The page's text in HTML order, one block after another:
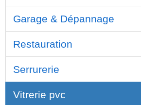
Garage & Dépannage
Restauration
Serrurerie
Vitrerie pvc